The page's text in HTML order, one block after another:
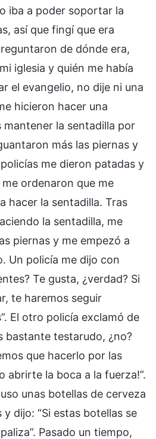
iba a poder soportar la
así que fingí que era
de dónde era,
iglesia y quién me había
el evangelio, no dije ni una
hicieron hacer una
mantener la sentadilla por
más las piernas y
me dieron patadas y
ordenaron que me
hacer la sentadilla. Tras
la sentadilla, me
piernas y me empezó a
Un policía me dijo con
Te gusta, ¿verdad? Si
te haremos seguir
El otro policía exclamó de
bastante testarudo, ¿no?
que hacerlo por las
abrirte la boca a la fuerza!”.
unas botellas de cerveza
dijo: “Si estas botellas se
Pasado un tiempo,